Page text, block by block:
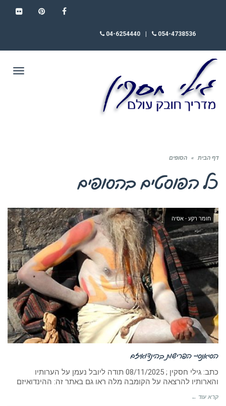
054-4738536
04-6254440
דף הבית » הסופים
כל הפוסטים בהסופים
חומר רקע - אסיה
הסיאנסי- הפרישות בהינדואיזם
כתב: גילי חסקין ; ‏08/11/2025 תודה ליובל נעמן על הערותיו
והארותיו להרצאה על הקומבה מלה ראו גם באתר זה: ההינדואיזם
קרא עוד ←